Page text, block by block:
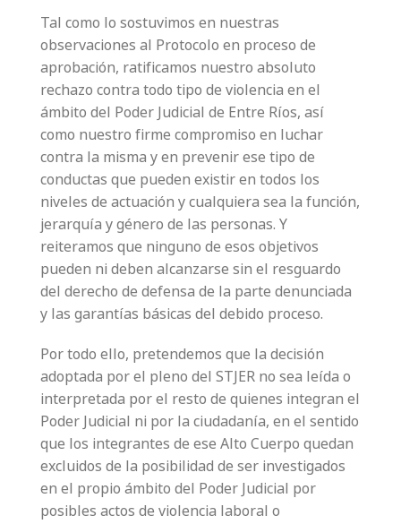
Tal como lo sostuvimos en nuestras
observaciones al Protocolo en proceso de
aprobación, ratificamos nuestro absoluto
rechazo contra todo tipo de violencia en el
ámbito del Poder Judicial de Entre Ríos, así
como nuestro firme compromiso en luchar
contra la misma y en prevenir ese tipo de
conductas que pueden existir en todos los
niveles de actuación y cualquiera sea la función,
jerarquía y género de las personas. Y
reiteramos que ninguno de esos objetivos
pueden ni deben alcanzarse sin el resguardo
del derecho de defensa de la parte denunciada
y las garantías básicas del debido proceso.
Por todo ello, pretendemos que la decisión
adoptada por el pleno del STJER no sea leída o
interpretada por el resto de quienes integran el
Poder Judicial ni por la ciudadanía, en el sentido
que los integrantes de ese Alto Cuerpo quedan
excluidos de la posibilidad de ser investigados
en el propio ámbito del Poder Judicial por
posibles actos de violencia laboral o